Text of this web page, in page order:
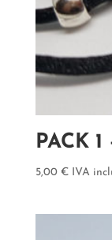
PACK
5,00 € IVA